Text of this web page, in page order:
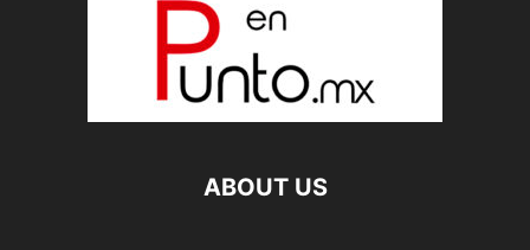
ABOUT US